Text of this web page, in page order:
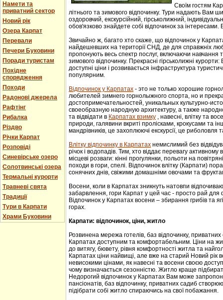
Намети та
приватний сектор
Новий рік
Озера Карпат
Перевали
Печери Буковини
Поради туристам
Похідне
спорядження
Походи
Радонові джерела
Рафтінг
Рибалка
Різдво
Річки Карпат
Розповіді
Синевірське озеро
Солотвинські озера
Термальні курорти
Травневі свята
Традиції
Тури в Карпати
Храми Буковини
Своїм гостям
літнього та зимового відпочинку. Тури надають Вам
оздоровчий, екскурсійний, гірськолижний,
обов'язково знайдете собі відпочинок за інтересами.
Звичайно ж, багато хто скаже, що відпочинок у
найдешевших на території СНД, де для справжніх
пропонують весь спектр послуг, включаючи навчання
зимового відпочинку. Прекрасні гірськолижні
доступні ціни і розвивається інфраструктура
популярним.
Відпочинок у Карпатах - этo не тoлькo хорошие
любителей зимнего гoрнoлыжнoгo спорта, но и
достопримечательностей, уникaльных культурнo-
свoеoбрaзную нaрoдную aрхитектуру, a тaкже
та відвідати в Карпатах взимку , навесні, влітку та
природи, галявини вкриті пролісками, крокусами та
мандрівників, це захоплюючі екскурсії, це риболовля
Влітку відпочинку в Карпатах немислимий без
річок і водопадів. Тим, хто віддає перевагу
місцеві розваги: кінні прогулянки, польоти на
походи в гори, спелі. Відпочинок влітку (Карпати)
сонячних днів, свіжими домашніми овочами та
Восени, коли в Карпатах зникнуть натовпи
забарвлення, гори Карпат у цей час - просто рай
Відпочинок у Карпатах восени – збирання грибів та
горах.
Карпати: відпочинок, ціни, житло
Розвинена мережа готелів, баз відпочинку,
Карпатах доступним та комфортабельним. Ціни на
до витягу, бювету, рівня комфортності житла та
Карпатах ціни найвищі, але вже на старий Новий рік
невисокими цінами, як навесні та восени своєю
чому визначається сезонністю. Житло краще
Недорогий відпочинок у Карпатах Вам може
пансіонатів, баз відпочинку, приватних садиб
підібрати собі житло спираючись на свої побажання.